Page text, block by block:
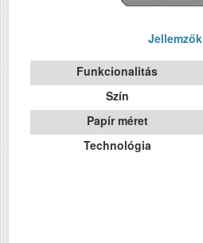
Jellemzők
Funkcionalitás
Szín
Papír méret
Technológia